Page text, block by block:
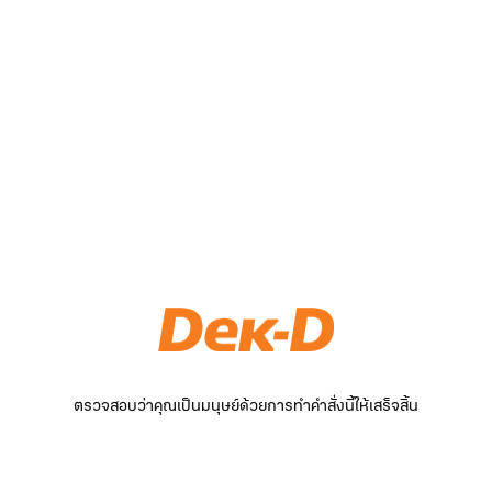
ตรวจสอบว่าคุณเป็นมนุษย์ด้วยการทำคำสั่งนี้ให้เสร็จสิ้น